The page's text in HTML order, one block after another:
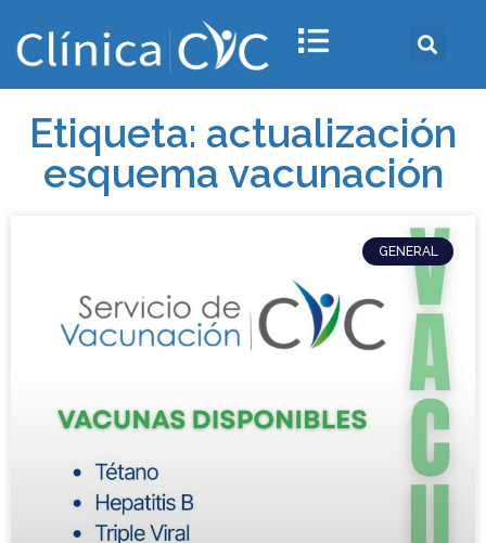
Etiqueta: actualización
esquema vacunación
GENERAL